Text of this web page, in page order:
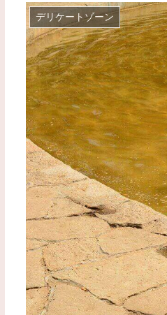
デリケートゾーン